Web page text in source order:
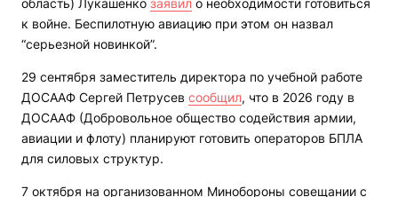
область) Лукашенко заявил о необходимости готовиться
к войне. Беспилотную авиацию при этом он назвал
“серьезной новинкой”.
29 сентября заместитель директора по учебной работе
ДОСААФ Сергей Петрусев сообщил, что в 2026 году в
ДОСААФ (Добровольное общество содействия армии,
авиации и флоту) планируют готовить операторов БПЛА
для силовых структур.
7 октября на организованном Минобороны совещании с